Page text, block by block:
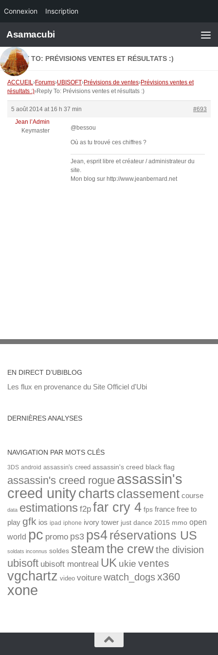
Connexion Inscription
Skip to content
Asamacubi
REPLY TO: PRÉVISIONS VENTES ET RÉSULTATS :)
ACCUEIL›Forums›UBISOFT›Prévisions de ventes›Prévisions ventes et
résultats :)›Reply To: Prévisions ventes et résultats :)
5 août 2014 at 16 h 37 min
#693
Jean l’Admin
Keymaster
@bessou
Où as tu trouvé ces chiffres ?
Jean, esprit libre et créateur / administrateur du
site.
Mon blog sur http://www.jeanbernard.net
EN DIRECT D’UBIBLOG
Les flux en provenance du Site Officiel d'Ubi
DERNIÈRES ANALYSES
NAVIGATION PAR MOTS CLÉS
3DS android assassin's creed assassin's creed black flag
assassin's creed rogue assassin's
creed unitycharts classement course
data estimations f2p far cry 4 fps france free to
play gfk ios ipad iphone ivory tower just dance 2015 mmo open
world pc promo ps3 ps4réservations US
soldats inconnus soldes steamthe crewthe division
ubisoft ubisoft montreal UK ukie ventes
vgchartz video voiture watch_dogsx360
xone